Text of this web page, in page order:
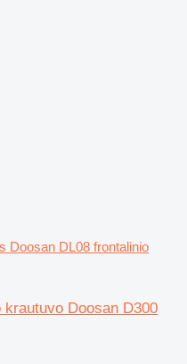
Doosan DL08 frontalinio
Doosan D300